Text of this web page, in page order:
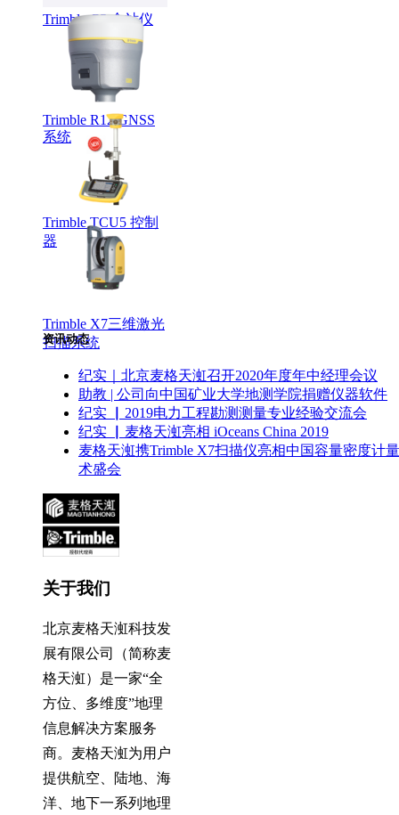
Trimble C5 全站仪
Trimble R12 GNSS
系统
Trimble TCU5 控制
器
Trimble X7三维激光
扫描系统
资讯动态
纪实｜北京麦格天渱召开2020年度年中经理会议
助教 | 公司向中国矿业大学地测学院捐赠仪器软件
纪实 ▏2019电力工程勘测测量专业经验交流会
纪实 ▏麦格天渱亮相 iOceans China 2019
麦格天渱携Trimble X7扫描仪亮相中国容量密度计
术盛会
关于我们
北京麦格天渱科技发
展有限公司（简称麦
格天渱）是一家“全
方位、多维度”地理
信息解决方案服务
商。麦格天渱为用户
提供航空、陆地、海
洋、地下一系列地理